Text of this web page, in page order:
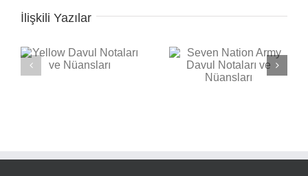
İlişkili Yazılar
Seven Nation Army
Back in Black Davul
Notaları ve Nüansları